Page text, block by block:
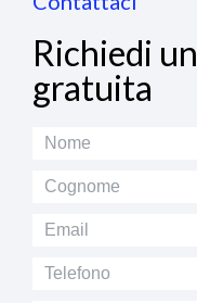
Richiedi
gratuita